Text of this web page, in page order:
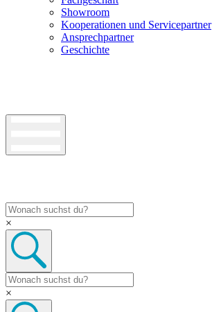
Showroom
Kooperationen und Servicepartner
Ansprechpartner
Geschichte
×
×